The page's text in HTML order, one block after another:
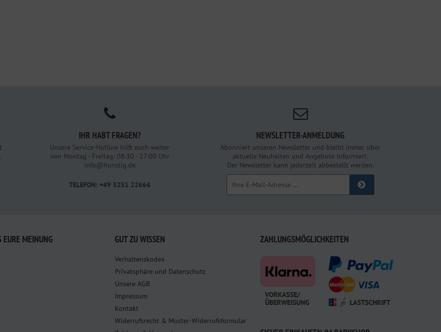
IHR HABT FRAGEN?
Unsere Service-Hotline hilft euch weiter
von Montag - Freitag: 08:30 - 17:00 Uhr
info@hunstig.de
TELEFON: +49 5251 22664
NEWSLETTER-ANMELDUNG
Abonniert unseren Newsletter und bleibt immer über
aktuelle Neuheiten und Angebote informiert.
Der Newsletter kann jederzeit abbestellt werden.
EURE MEINUNG GUT ZU WISSEN
Verhaltenskodex
Privatsphäre und Datenschutz
Unsere AGB
Impressum
Kontakt
Widerrufsrecht & Muster-Widerrufsformular
ZAHLUNGSMÖGLICHKEITEN